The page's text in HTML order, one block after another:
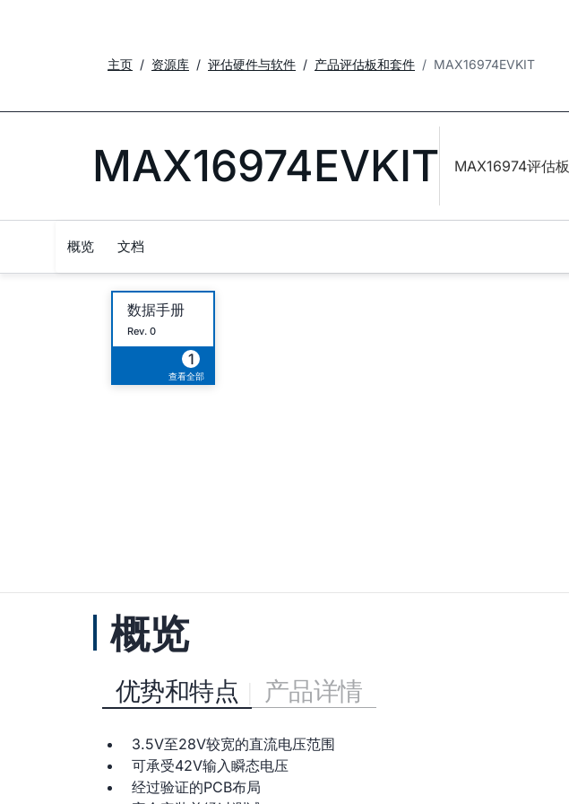
主页 资源库 评估硬件与软件 产品评估板和套件 MAX16974EVKIT
MAX16974EVKIT MAX16974评估板
概览 文档
数据手册
Rev. 0
1
查看全部
概览
优势和特点 产品详情
3.5V至28V较宽的直流电压范围
可承受42V输入瞬态电压
经过验证的PCB布局